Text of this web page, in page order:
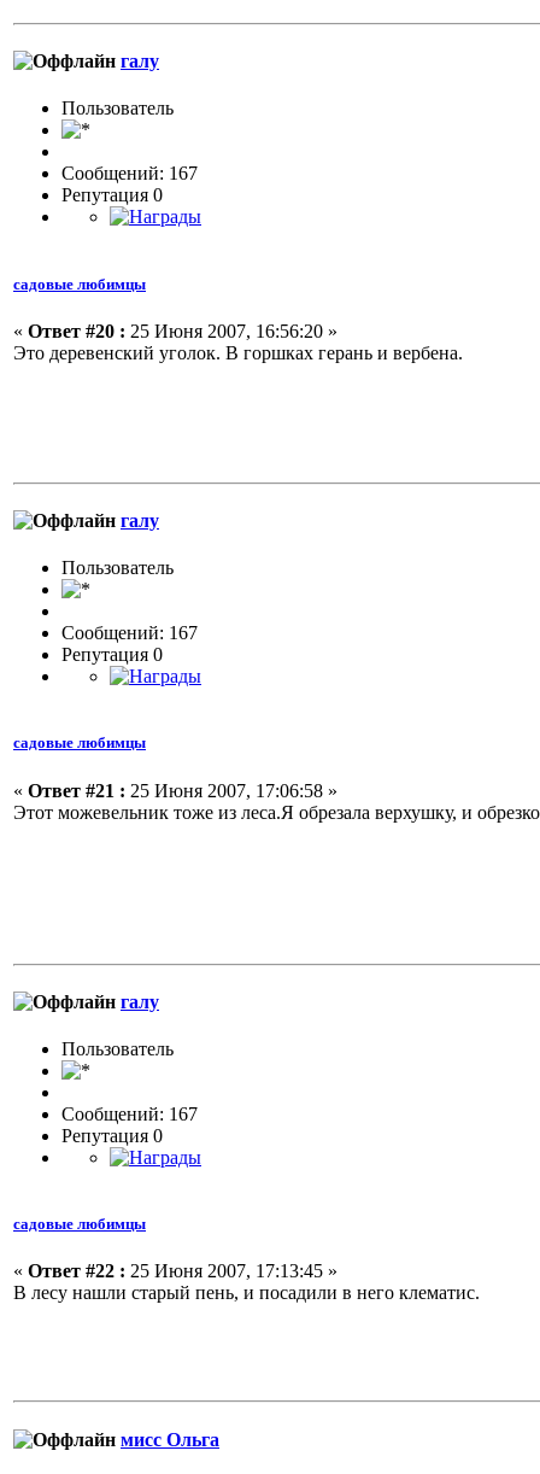
галу
Пользовaтeль
Сообщений: 167
Репутация 0
садовые любимцы
« Ответ #20 : 25 Июня 2007, 16:56:20 »
Это деревенский уголок. В горшках герань и вербена.
галу
Пользовaтeль
Сообщений: 167
Репутация 0
садовые любимцы
« Ответ #21 : 25 Июня 2007, 17:06:58 »
Этот можевельник тоже из леса.Я обрезала верхушку, и
галу
Пользовaтeль
Сообщений: 167
Репутация 0
садовые любимцы
« Ответ #22 : 25 Июня 2007, 17:13:45 »
В лесу нашли старый пень, и посадили в него клематис.
мисс Ольга